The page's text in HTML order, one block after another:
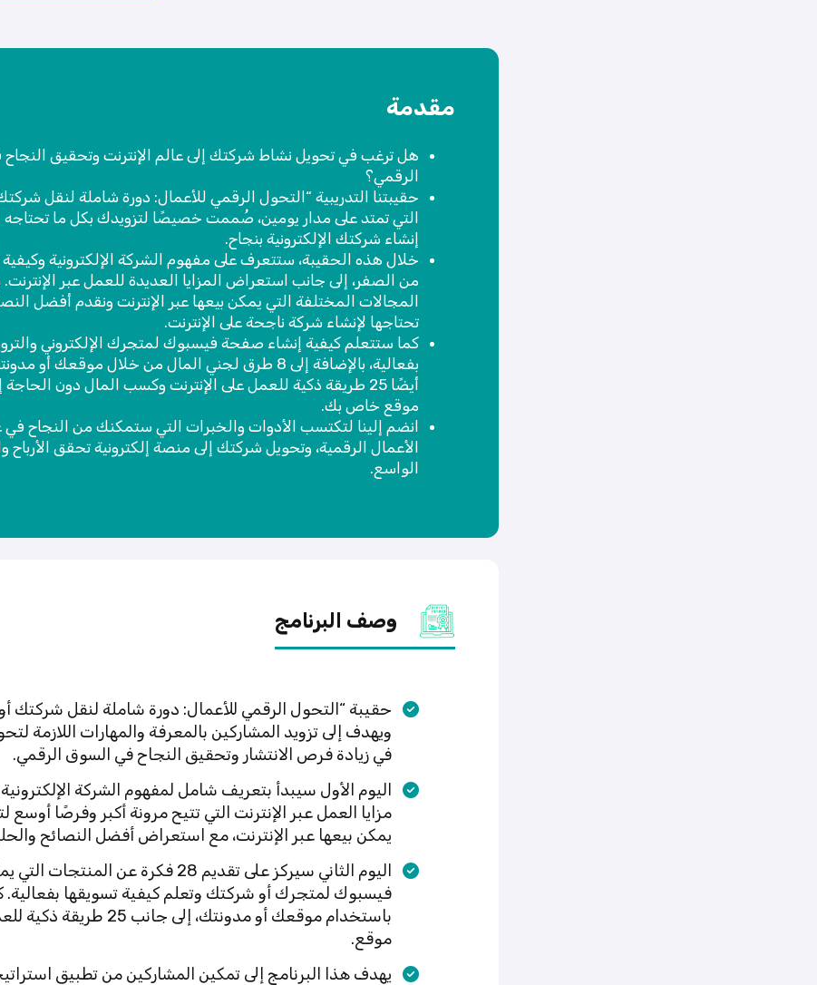
مقدمة
هل ترغب في تحويل نشاط شركتك إلى عالم الإنترنت وتحقيق
الرقمي؟
حقيبتنا التدريبية “التحول الرقمي للأعمال: دورة شاملة لنقل شركتك
التي تمتد على مدار يومين، صُممت خصيصًا لتزويدك بكل ما تحتاجه
إنشاء شركتك الإلكترونية بنجاح.
خلال هذه الحقيبة، ستتعرف على مفهوم الشركة الإلكترونية
من الصفر، إلى جانب استعراض المزايا العديدة للعمل عبر
المجالات المختلفة التي يمكن بيعها عبر الإنترنت ونقدم أفضل
تحتاجها لإنشاء شركة ناجحة على الإنترنت.
كما ستتعلم كيفية إنشاء صفحة فيسبوك لمتجرك الإلكتروني
بفعالية، بالإضافة إلى 8 طرق لجني المال من خلال موقعك
أيضًا 25 طريقة ذكية للعمل على الإنترنت وكسب المال دون الحاجة
موقع خاص بك.
انضم إلينا لتكتسب الأدوات والخبرات التي ستمكنك من النجاح في
الأعمال الرقمية، وتحويل شركتك إلى منصة إلكترونية تحقق الأرباح
الواسع.
وصف البرنامج
حقيبة “التحول الرقمي للأعمال: دورة شاملة لنقل شركتك
ويهدف إلى تزويد المشاركين بالمعرفة والمهارات اللازمة
في زيادة فرص الانتشار وتحقيق النجاح في السوق الرقمي.
اليوم الأول سيبدأ بتعريف شامل لمفهوم الشركة
مزايا العمل عبر الإنترنت التي تتيح مرونة أكبر وفرصًا
يمكن بيعها عبر الإنترنت، مع استعراض أفضل النصائح
اليوم الثاني سيركز على تقديم 28
باستخدام موقعك أو
موقع.
يهدف هذا البرنامج إلى تمكين المشاركين من تطبيق